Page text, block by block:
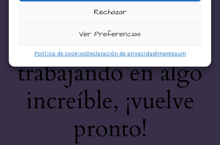
Rechazar
Ver Preferencias
Política de cookiesDeclaración de privacidadImpressum
¡Disculpa este
desastre! Estamos
trabajando en algo
increíble, ¡vuelve
pronto!